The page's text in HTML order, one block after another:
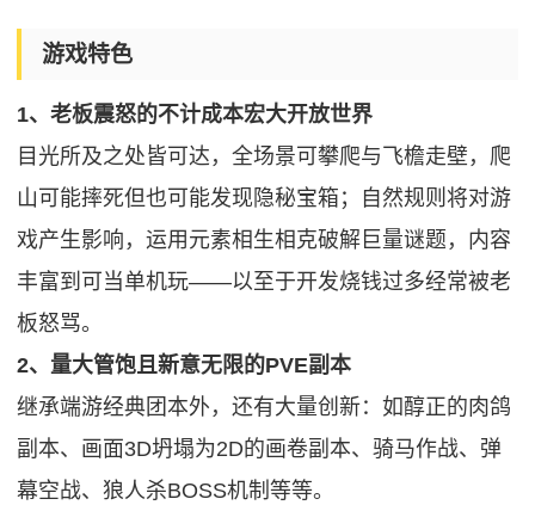
游戏特色
1、老板震怒的不计成本宏大开放世界
目光所及之处皆可达，全场景可攀爬与飞檐走壁，爬
山可能摔死但也可能发现隐秘宝箱；自然规则将对游
戏产生影响，运用元素相生相克破解巨量谜题，内容
丰富到可当单机玩——以至于开发烧钱过多经常被老
板怒骂。
2、量大管饱且新意无限的PVE副本
继承端游经典团本外，还有大量创新：如醇正的肉鸽
副本、画面3D坍塌为2D的画卷副本、骑马作战、弹
幕空战、狼人杀BOSS机制等等。